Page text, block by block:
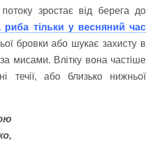
зростає від берега до
риба тільки у весняний час
бровки або шукає захисту в
мисами. Влітку вона частіше
течії, або близько нижньої